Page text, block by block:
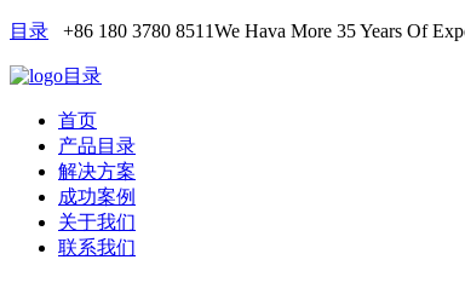
目录 +86 180 3780 8511We Hava More 35 Years Of
目录
首页
产品目录
解决方案
成功案例
关于我们
联系我们